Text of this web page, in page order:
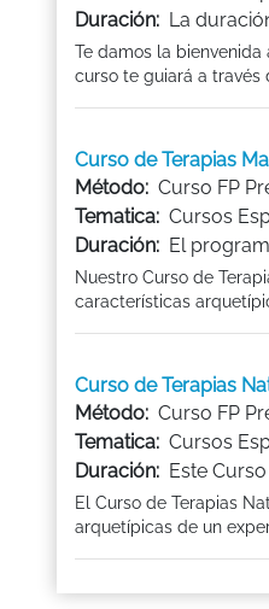
Duración: La
Te damos la
curso te guiará a través
Curso de Terapias
Método: Curso FP
Tematica: Cursos
Duración: El
Nuestro Curso de
características
Curso de Terapias
Método: Curso FP
Tematica: Cursos
Duración: Este
El Curso de Terapias
arquetípicas de un